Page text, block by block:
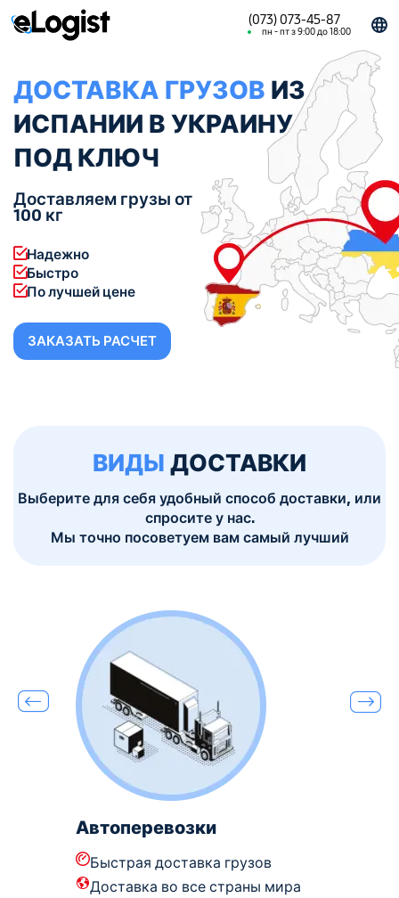
(073) 073-45-87
пн - пт з 9:00 до 18:00
ДОСТАВКА ГРУЗОВ ИЗ
ИСПАНИИ В УКРАИНУ
ПОД КЛЮЧ
Доставляем грузы от
100 кг
ЗАКАЗАТЬ РАСЧЕТ
Надежно
Быстро
По лучшей цене
ВИДЫДОСТАВКИ
Выберите для себя удобный способ доставки, или
спросите у нас.
Мы точно посоветуем вам самый лучший
Автоперевозки
Быстрая доставка грузов
Доставка во все страны мира